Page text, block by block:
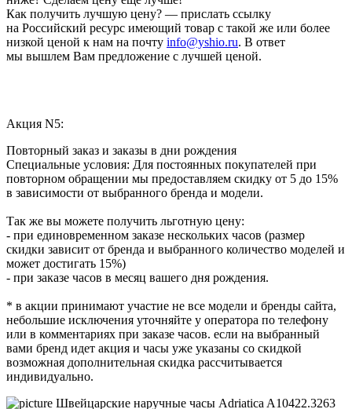
Как получить лучшую цену? — прислать ссылку
на Российский ресурс имеющий товар с такой же или более
низкой ценой к нам на почту info@yshio.ru. В ответ
мы вышлем Вам предложение с лучшей ценой.
Акция N5:
Повторный заказ и заказы в дни рождения
Специальные условия: Для постоянных покупателей при
повторном обращении мы предоставляем скидку от 5 до 15%
в зависимости от выбранного бренда и модели.
Так же вы можете получить льготную цену:
- при единовременном заказе нескольких часов (размер
скидки зависит от бренда и выбранного количество моделей и
может достигать 15%)
- при заказе часов в месяц вашего дня рождения.
* в акции принимают участие не все модели и бренды сайта,
небольшие исключения уточняйте у оператора по телефону
или в комментариях при заказе часов. если на выбранный
вами бренд идет акция и часы уже указаны со скидкой
возможная дополнительная скидка рассчитывается
индивидуально.